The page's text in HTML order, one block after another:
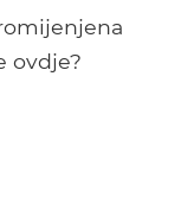
ovdje?